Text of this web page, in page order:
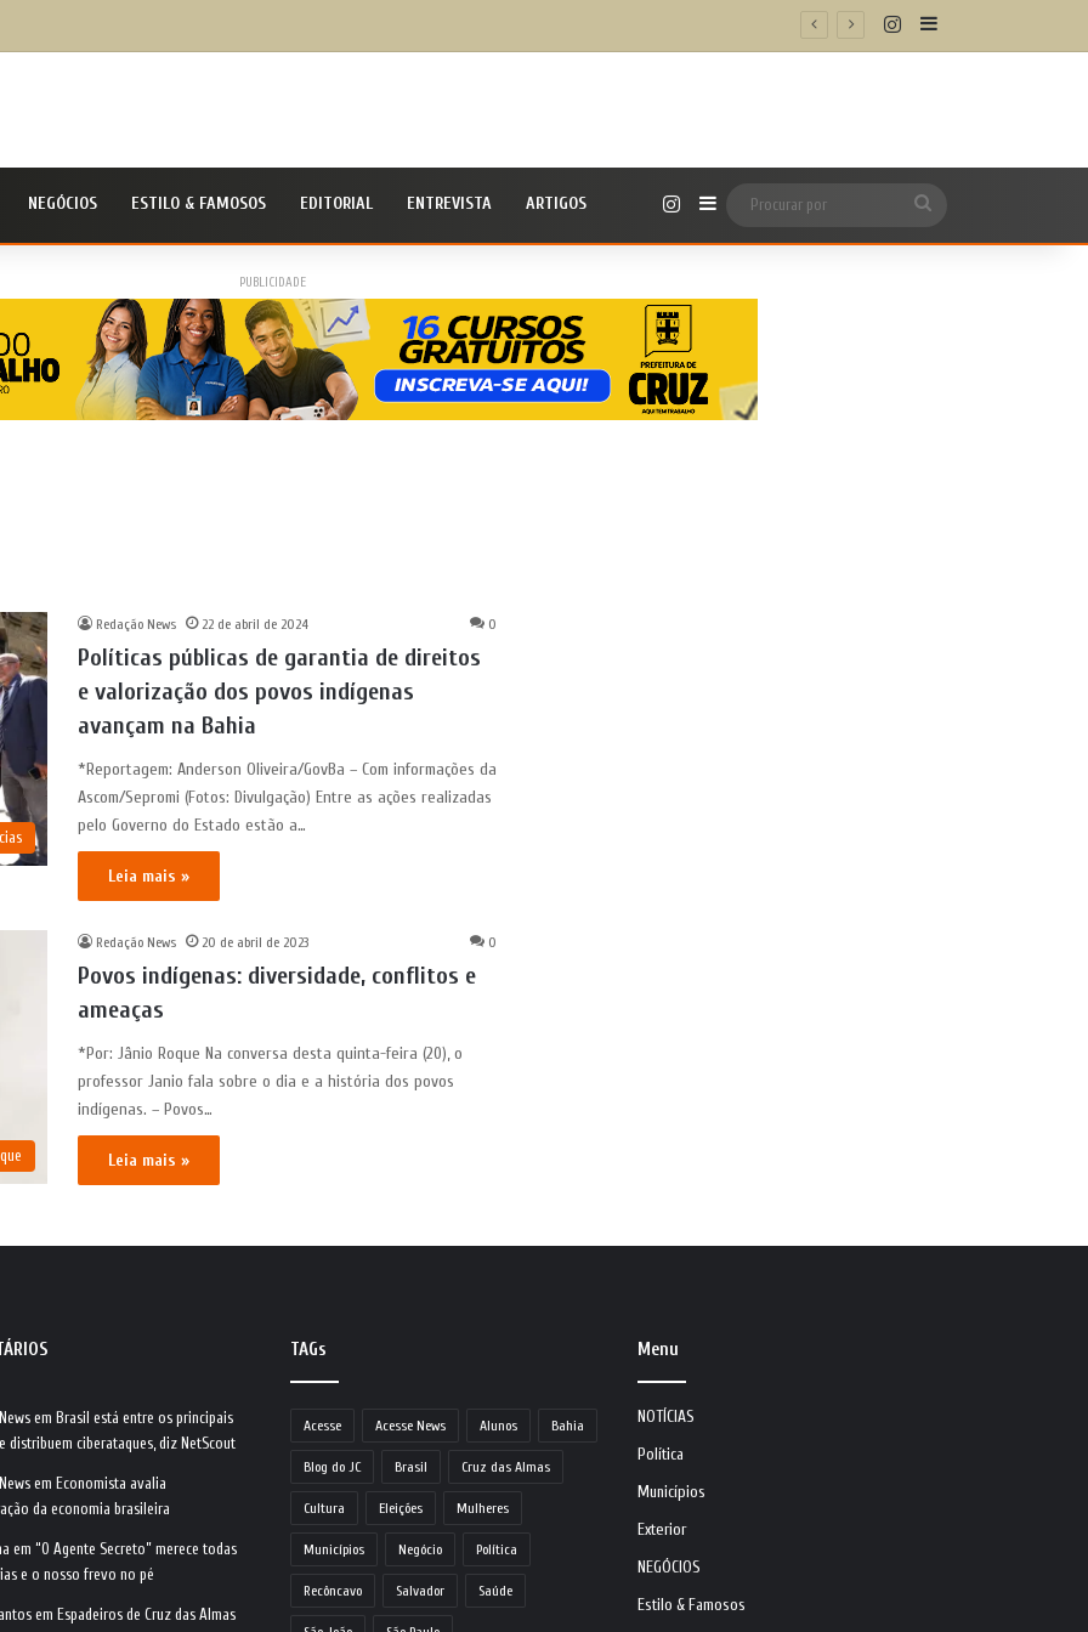
InstagramBarra Lateral
NEGÓCIOS ESTILO & FAMOSOS EDITORIAL ENTREVISTA ARTIGOS InstagramBarra Lateral
por
PUBLICIDADE
Redação News 22 de abril de 2024 0
Políticas públicas de garantia de direitos
e valorização dos povos indígenas
avançam na Bahia
*Reportagem: Anderson Oliveira/GovBa – Com informações da
Ascom/Sepromi (Fotos: Divulgação) Entre as ações realizadas
pelo Governo do Estado estão a…
Leia mais »
Redação News 20 de abril de 2023 0
Povos indígenas: diversidade, conflitos e
ameaças
*Por: Jânio Roque Na conversa desta quinta-feira (20), o
professor Janio fala sobre o dia e a história dos povos
indígenas. – Povos…
Leia mais »
em Brasil está entre os principais
distribuem ciberataques, diz NetScout
em Economista avalia
da economia brasileira
em“O Agente Secreto” merece todas
e o nosso frevo no pé
em Espadeiros de Cruz das Almas
TAGs
Acesse Acesse News Alunos Bahia
Blog do JC Brasil Cruz das Almas
Cultura Eleições Mulheres
Municípios Negócio Política
Recôncavo Salvador Saúde
Menu
NOTÍCIAS
Política
Municípios
Exterior
NEGÓCIOS
Estilo & Famosos